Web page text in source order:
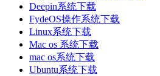
Deepin系统下载
FydeOS操作系统下载
Linux系统下载
Mac os 系统下载
mac os系统下载
Ubuntu系统下载